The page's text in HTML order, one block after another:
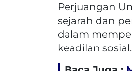
Perjuangan
sejarah dan
dalam
keadilan sosial.